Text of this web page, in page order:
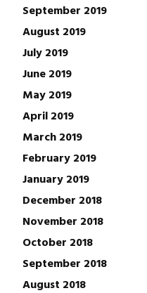
September 2019
August 2019
July 2019
June 2019
May 2019
April 2019
March 2019
February 2019
January 2019
December 2018
November 2018
October 2018
September 2018
August 2018